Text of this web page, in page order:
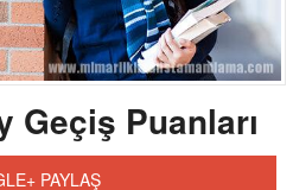
Geçiş Puanları
PAYLAŞ